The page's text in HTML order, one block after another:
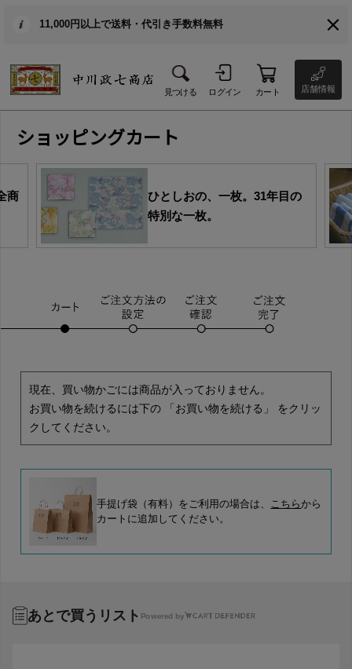
11,000円以上で送料・代引き手数料無料
見つける ログイン カート 店舗情報
ショッピングカート
商
ひとしおの、一枚。31年目の
特別な一枚。
現在、買い物かごには商品が入っておりません。
お買い物を続けるには下の 「お買い物を続ける」 をクリッ
クしてください。
手提げ袋（有料）をご利用の場合は、 こちらから
カートに追加してください。
あとで買うリスト Powered by